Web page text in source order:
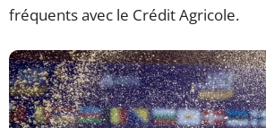
fréquents avec le Crédit Agricole.